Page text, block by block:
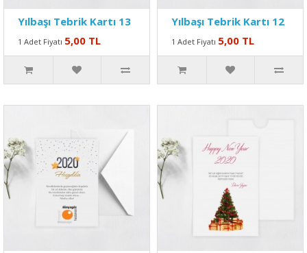
Yılbaşı Tebrik Kartı 13
1 Adet Fiyatı 5,00 TL
Yılbaşı Tebrik Kartı 12
1 Adet Fiyatı 5,00 TL